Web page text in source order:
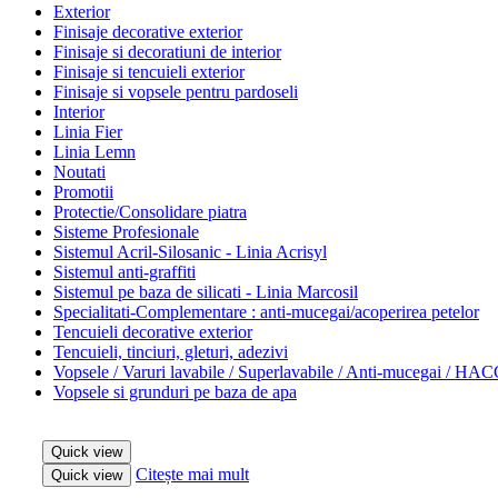
Exterior
Finisaje decorative exterior
Finisaje si decoratiuni de interior
Finisaje si tencuieli exterior
Finisaje si vopsele pentru pardoseli
Interior
Linia Fier
Linia Lemn
Noutati
Promotii
Protectie/Consolidare piatra
Sisteme Profesionale
Sistemul Acril-Silosanic - Linia Acrisyl
Sistemul anti-graffiti
Sistemul pe baza de silicati - Linia Marcosil
Specialitati-Complementare : anti-mucegai/acoperirea petelor
Tencuieli decorative exterior
Tencuieli, tinciuri, gleturi, adezivi
Vopsele / Varuri lavabile / Superlavabile / Anti-mucegai /
Vopsele si grunduri pe baza de apa
Quick view
Quick view
Citește mai mult